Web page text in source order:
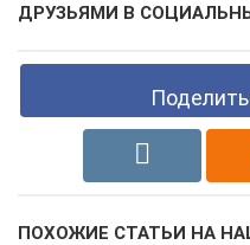
ДРУЗЬЯМИ В
ПОХОЖИЕ СТАТЬИ НА